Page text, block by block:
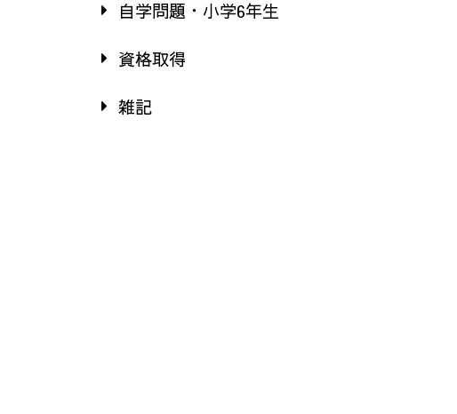
自学問題・小学6年生
資格取得
雑記